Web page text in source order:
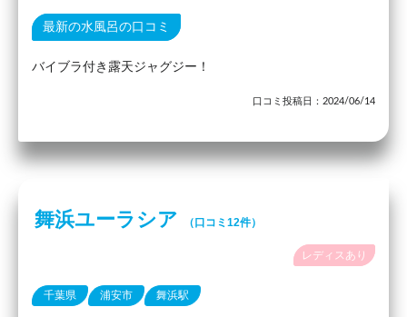
最新の水風呂の口コミ
バイブラ付き露天ジャグジー！
口コミ投稿日：2024/06/14
舞浜ユーラシア （口コミ12件）
レディスあり
千葉県 浦安市 舞浜駅